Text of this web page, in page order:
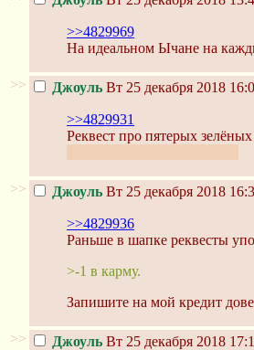
>>4829969
На идеальном Ычане на
>> Джоуль Вт 25 декабря 2018
>>4829931
Реквест про пятерых
>> Джоуль Вт 25 декабря 2018
>>4829936
Раньше в шапке реквесты
>-1 в карму.
Запишите на мой кредит
>> Джоуль Вт 25 декабря 2018